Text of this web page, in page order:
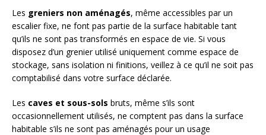
Les greniers non aménagés, même accessibles par un
escalier fixe, ne font pas partie de la surface habitable tant
qu’ils ne sont pas transformés en espace de vie. Si vous
disposez d’un grenier utilisé uniquement comme espace de
stockage, sans isolation ni finitions, veillez à ce qu’il ne soit pas
comptabilisé dans votre surface déclarée.
Les caves et sous-sols bruts, même s’ils sont
occasionnellement utilisés, ne comptent pas dans la surface
habitable s’ils ne sont pas aménagés pour un usage